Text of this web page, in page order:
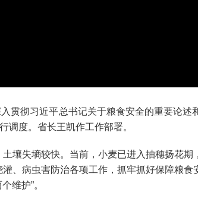
彻习近平总书记关于粮食安全的重要论述
调度。省长王凯作工作部署。
失墒较快。当前，小麦已进入抽穗扬花期
、病虫害防治各项工作，抓牢抓好保障粮
维护”。